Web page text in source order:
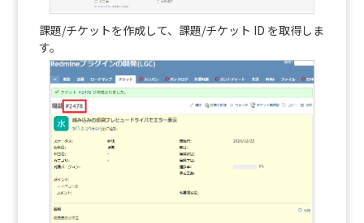
課題/チケットを作成して、課題/チケット ID を取得しま
す。